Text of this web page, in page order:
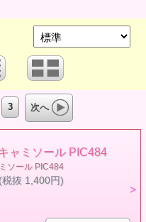
3 次へ
ャミソール PIC484
ソール PIC484
抜 1,400円)